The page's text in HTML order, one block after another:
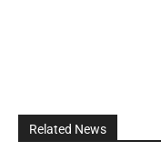
Related News